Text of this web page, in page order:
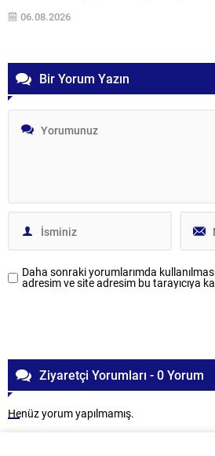
teslim edildi ve İletişim Başkanı
kamuoyuna duyuruldu. Meclise Sunulan
06.08.2026
Bir Yorum Yazın
Daha sonraki yorumlarımda
adresim ve site adresim bu tarayıcıya
Ziyaretçi Yorumları - 0 Yorum
Henüz yorum yapılmamış.